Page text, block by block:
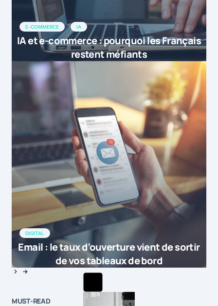
E-COMMERCE IA
IA et e-commerce : pourquoi les Français
restent méfiants
DIGITAL
Email : le taux d’ouverture vient de sortir
de vos tableaux de bord
MUST-READ